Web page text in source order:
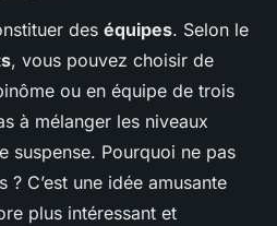
des équipes. Selon le
, vous pouvez choisir de
ou en équipe de trois
à mélanger les niveaux
suspense. Pourquoi ne pas
C’est une idée amusante
plus intéressant et